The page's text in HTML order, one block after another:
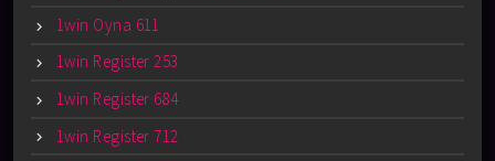
1win Oyna 611
1win Register 253
1win Register 684
1win Register 712